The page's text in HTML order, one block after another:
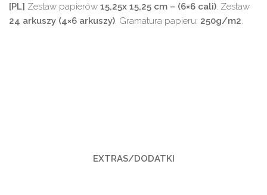
[PL] Zestaw papierów 15,25x 15,25 cm – (6×6 cali) . Zestaw
24 arkuszy (4×6 arkuszy) . Gramatura papieru: 250g/m2
EXTRAS/DODATKI